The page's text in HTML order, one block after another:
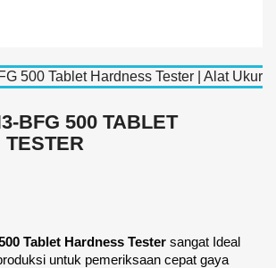
BFG 500 TABLET
TESTER
Tablet Hardness Tester sangat Ideal
untuk pemeriksaan cepat gaya